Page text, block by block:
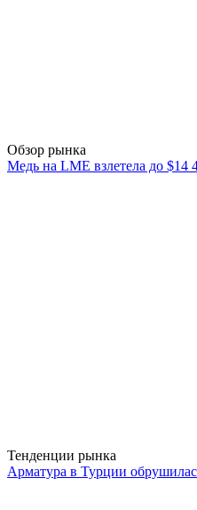
Обзор рынка
Медь на LME взлетела до $14
Тенденции рынка
Арматура в Турции